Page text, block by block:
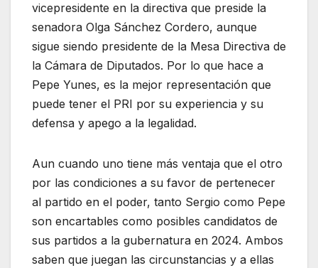
vicepresidente en la directiva que preside la
senadora Olga Sánchez Cordero, aunque
sigue siendo presidente de la Mesa Directiva de
la Cámara de Diputados. Por lo que hace a
Pepe Yunes, es la mejor representación que
puede tener el PRI por su experiencia y su
defensa y apego a la legalidad.
Aun cuando uno tiene más ventaja que el otro
por las condiciones a su favor de pertenecer
al partido en el poder, tanto Sergio como Pepe
son encartables como posibles candidatos de
sus partidos a la gubernatura en 2024. Ambos
saben que juegan las circunstancias y a ellas